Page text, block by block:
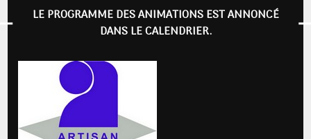
LE PROGRAMME DES ANIMATIONS EST ANNONCÉ
DANS LE CALENDRIER.